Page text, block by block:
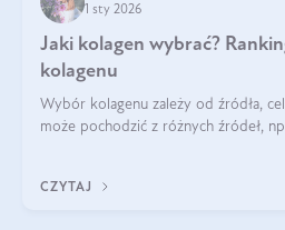
1 sty 2026
Jaki kolagen wybrać?
kolagenu
Wybór kolagenu zależy od źródła,
może pochodzić z różnych źródeł,
bydlęcy.
CZYTAJ